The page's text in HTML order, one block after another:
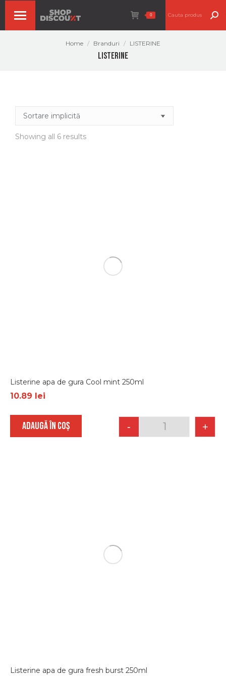
0
You are here:
Home Branduri LISTERINE
LISTERINE
Showing all 6 results
Listerine apa de gura Cool mint 250ml
10.89 lei
- +
ADAUGĂ ÎN COȘ
Listerine apa de gura fresh burst 250ml